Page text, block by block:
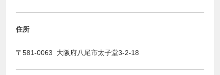
住所
〒581-0063 大阪府八尾市太子堂3-2-18